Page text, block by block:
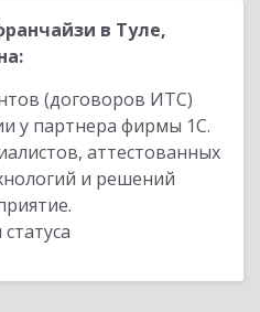
в Туле,
(договоров ИТС)
у партнера фирмы 1С.
аттестованных
и решений